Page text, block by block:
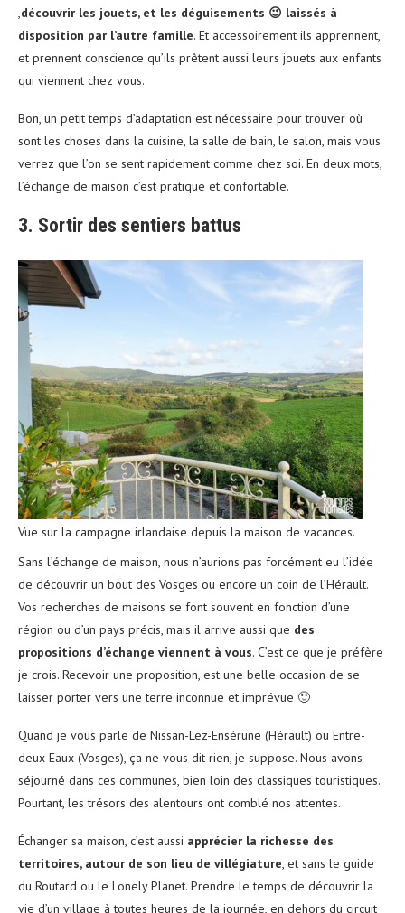
,découvrir les jouets, et les déguisements 😉 laissés à
disposition par l’autre famille. Et accessoirement ils apprennent,
et prennent conscience qu’ils prêtent aussi leurs jouets aux enfants
qui viennent chez vous.
Bon, un petit temps d’adaptation est nécessaire pour trouver où
sont les choses dans la cuisine, la salle de bain, le salon, mais vous
verrez que l’on se sent rapidement comme chez soi. En deux mots,
l’échange de maison c’est pratique et confortable.
3. Sortir des sentiers battus
Vue sur la campagne irlandaise depuis la maison de vacances.
Sans l’échange de maison, nous n’aurions pas forcément eu l’idée
de découvrir un bout des Vosges ou encore un coin de l’Hérault.
Vos recherches de maisons se font souvent en fonction d’une
région ou d’un pays précis, mais il arrive aussi que des
propositions d’échange viennent à vous. C’est ce que je préfère
je crois. Recevoir une proposition, est une belle occasion de se
laisser porter vers une terre inconnue et imprévue 🙂
Quand je vous parle de Nissan-Lez-Ensérune (Hérault) ou Entre-
deux-Eaux (Vosges), ça ne vous dit rien, je suppose. Nous avons
séjourné dans ces communes, bien loin des classiques touristiques.
Pourtant, les trésors des alentours ont comblé nos attentes.
Échanger sa maison, c’est aussi apprécier la richesse des
territoires, autour de son lieu de villégiature, et sans le guide
du Routard ou le Lonely Planet. Prendre le temps de découvrir la
vie d’un village à toutes heures de la journée, en dehors du circuit